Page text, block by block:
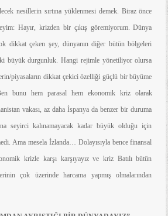
nesillerin sırtına yüklenmesi demek. Biraz önce
Hayır, krizden bir çıkış göremiyorum. Dünya
dikkat çeken şey, dünyanın diğer bütün bölgeleri
büyük durgunluk. Hangi rejimle yönetiliyor olursa
piyasaların dikkat çekici özelliği güçlü bir büyüme
bunu hem parasal hem ekonomik kriz
olarak
vakası, az daha İspanya da benzer bir duruma
seyirci kalınamayacak kadar büyük olduğu için
Ama mesela İzlanda… Dolayısıyla bence finansal
krizle karşı karşıyayız ve kriz Batılı bütün
çok üzerinde harcama yapmış olmalarından